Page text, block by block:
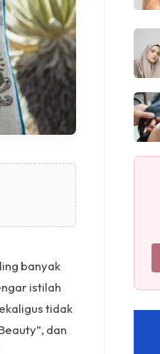
banyak
istilah
tidak
dan